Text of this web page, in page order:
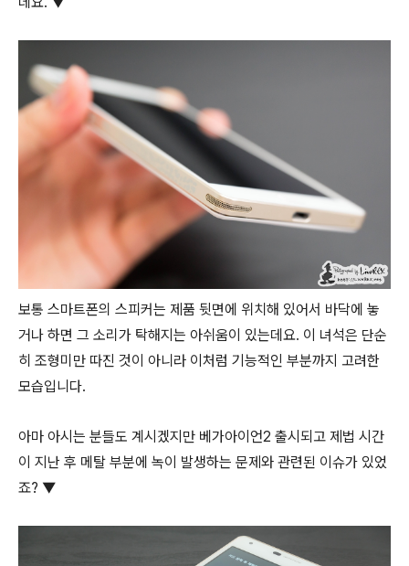
보통 스마트폰의 스피커는 제품 뒷면에 위치해 있어서 바닥에 놓
거나 하면 그 소리가 탁해지는 아쉬움이 있는데요. 이 녀석은 단순
히 조형미만 따진 것이 아니라 이처럼 기능적인 부분까지 고려한
모습입니다.
아마 아시는 분들도 계시겠지만 베가아이언2 출시되고 제법 시간
이 지난 후 메탈 부분에 녹이 발생하는 문제와 관련된 이슈가 있었
죠? ▼